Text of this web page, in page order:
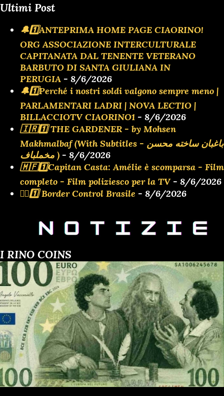
Ultimi Post
🔔1️⃣ANTEPRIMA HOME PAGE CIAORINO!
ORG ASSOCIAZIONE INTERCULTURALE
CAPITANATA DAL TENENTE VETERANO
BARBUTO DI SANTA GIULIANA IN
PERUGIA - 8/6/2026
🔔1️⃣Perché i nostri soldi valgono sempre meno |
PARLAMENTARI LADRI | NOVA LECTIO |
BILLACCIOTV CIAORINO1 - 8/6/2026
🇮🇷1️⃣ THE GARDENER - by Mohsen
Makhmalbaf (With Subtitles - باغبان ساخته محسن
مخملباف )
- 8/6/2026
🇲🇫1️⃣Capitan Casta: Amélie è scomparsa - Film
completo - Film poliziesco per la TV- 8/6/2026
👮‍♂️1️⃣ Border Control Brasile - 8/6/2026
I RINO COINS